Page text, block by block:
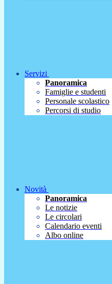
Servizi
Panoramica
Famiglie e studenti
Personale scolastico
Percorsi di studio
Novità
Panoramica
Le notizie
Le circolari
Calendario eventi
Albo online